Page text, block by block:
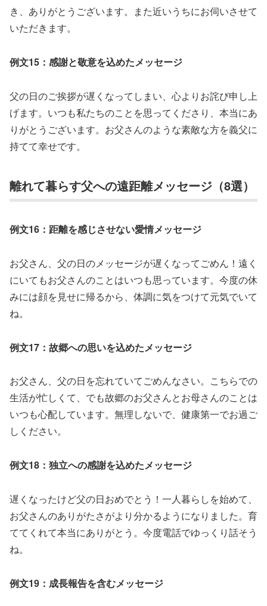
き、ありがとうございます。また近いうちにお伺いさせて
いただきます。
例文15：感謝と敬意を込めたメッセージ
父の日のご挨拶が遅くなってしまい、心よりお詫び申し上
げます。いつも私たちのことを思ってくださり、本当にあ
りがとうございます。お父さんのような素敵な方を義父に
持てて幸せです。
離れて暮らす父への遠距離メッセージ（8選）
例文16：距離を感じさせない愛情メッセージ
お父さん、父の日のメッセージが遅くなってごめん！遠く
にいてもお父さんのことはいつも思っています。今度の休
みには顔を見せに帰るから、体調に気をつけて元気でいて
ね。
例文17：故郷への思いを込めたメッセージ
お父さん、父の日を忘れていてごめんなさい。こちらでの
生活が忙しくて、でも故郷のお父さんとお母さんのことは
いつも心配しています。無理しないで、健康第一でお過ご
しください。
例文18：独立への感謝を込めたメッセージ
遅くなったけど父の日おめでとう！一人暮らしを始めて、
お父さんのありがたさがより分かるようになりました。育
ててくれて本当にありがとう。今度電話でゆっくり話そう
ね。
例文19：成長報告を含むメッセージ